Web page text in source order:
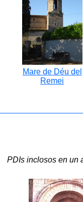
Mare de Déu del
Remei
PDIs inclosos en un